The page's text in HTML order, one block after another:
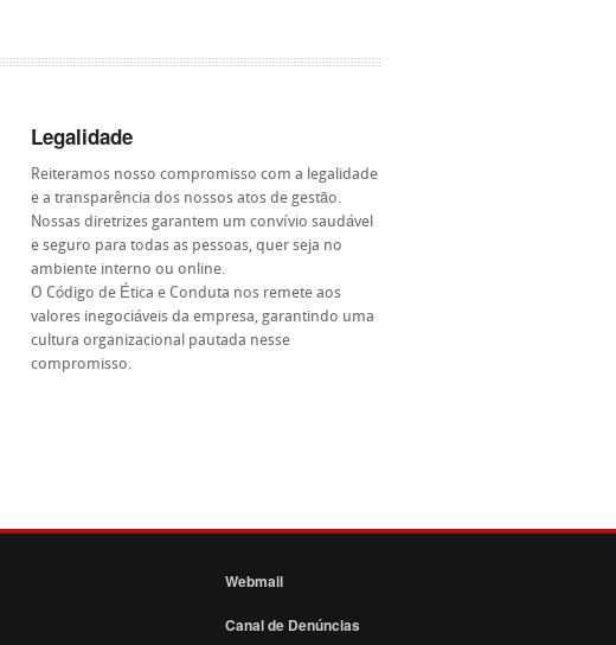
Legalidade
Reiteramos nosso compromisso com a legalidade
e a transparência dos nossos atos de gestão.
Nossas diretrizes garantem um convívio saudável
e seguro para todas as pessoas, quer seja no
ambiente interno ou online.
O Código de Ética e Conduta nos remete aos
valores inegociáveis da empresa, garantindo uma
cultura organizacional pautada nesse
compromisso.
Webmail
Canal de Denúncias